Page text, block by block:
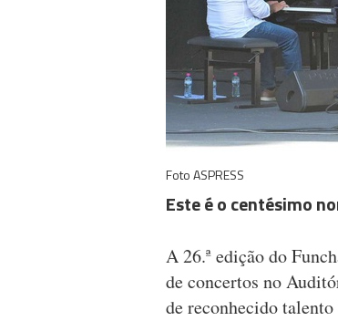
Foto ASPRESS
Este é o centésimo
A 26.ª edição do
de concertos no
de reconhecido talento